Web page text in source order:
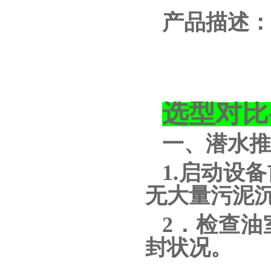
产品描述：
选型对
一、潜水
1.启动设
无大量污泥
2．检查
封状况。